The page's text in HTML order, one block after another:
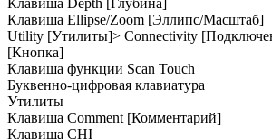
Клавиша Depth [Глубина]
Клавиша Ellipse/Zoom [Эллипс/Масштаб]
Utility [Утилиты]> Connectivity
[Кнопка]
Клавиша функции Scan Touch
Буквенно-цифровая клавиатура
Утилиты
Клавиша Comment [Комментарий]
Клавиша CHI